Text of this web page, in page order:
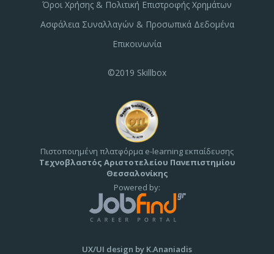
Όροι Χρήσης & Πολιτική Επιστροφής Χρημάτων
Ασφάλεια Συναλλαγών & Προσωπικά Δεδομένα
Επικοινωνία
©2019 Skillbox
Πιστοποιημένη πλατφόρμα e-learning εκπαίδευσης
Τεχνοβλαστός Αριστοτελείου Πανεπιστημίου
Θεσσαλονίκης
Powered by:
UX/UI design by K.Ananiadis